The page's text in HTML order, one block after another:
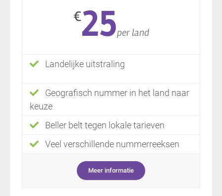
€25per land
Landelijke uitstraling
Geografisch nummer in het land naar
keuze
Beller belt tegen lokale tarieven
Veel verschillende nummerreeksen
Meer informatie